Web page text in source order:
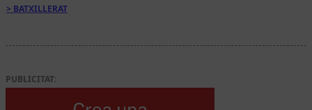
BATXILLERAT
PUBLICITAT: